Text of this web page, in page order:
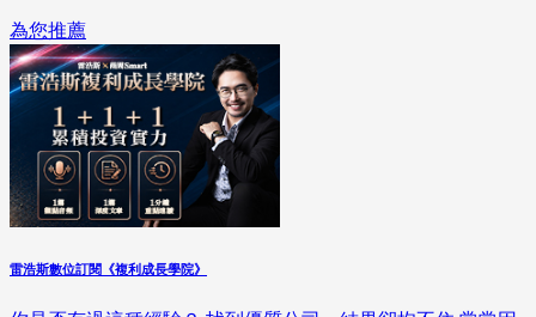
為您推薦
雷浩斯數位訂閱《複利成長學院》